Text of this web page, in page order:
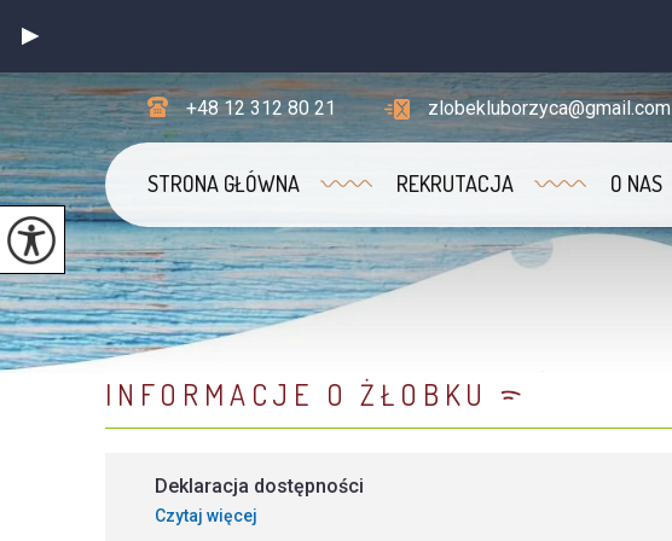
zlobekluborzyca@gmail.com
+48 12 312 80 21
STRONA GŁÓWNA REKRUTACJA O NAS
INFORMACJE O ŻŁOBKU
Deklaracja dostępności
Czytaj więcej